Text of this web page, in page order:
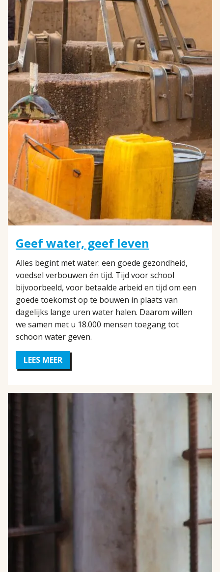
Geef water, geef leven
Alles begint met water: een goede gezondheid,
voedsel verbouwen én tijd. Tijd voor school
bijvoorbeeld, voor betaalde arbeid en tijd om een
goede toekomst op te bouwen in plaats van
dagelijks lange uren water halen. Daarom willen
we samen met u 18.000 mensen toegang tot
schoon water geven.
LEES MEER
GEEF
GEEF
LEVEN